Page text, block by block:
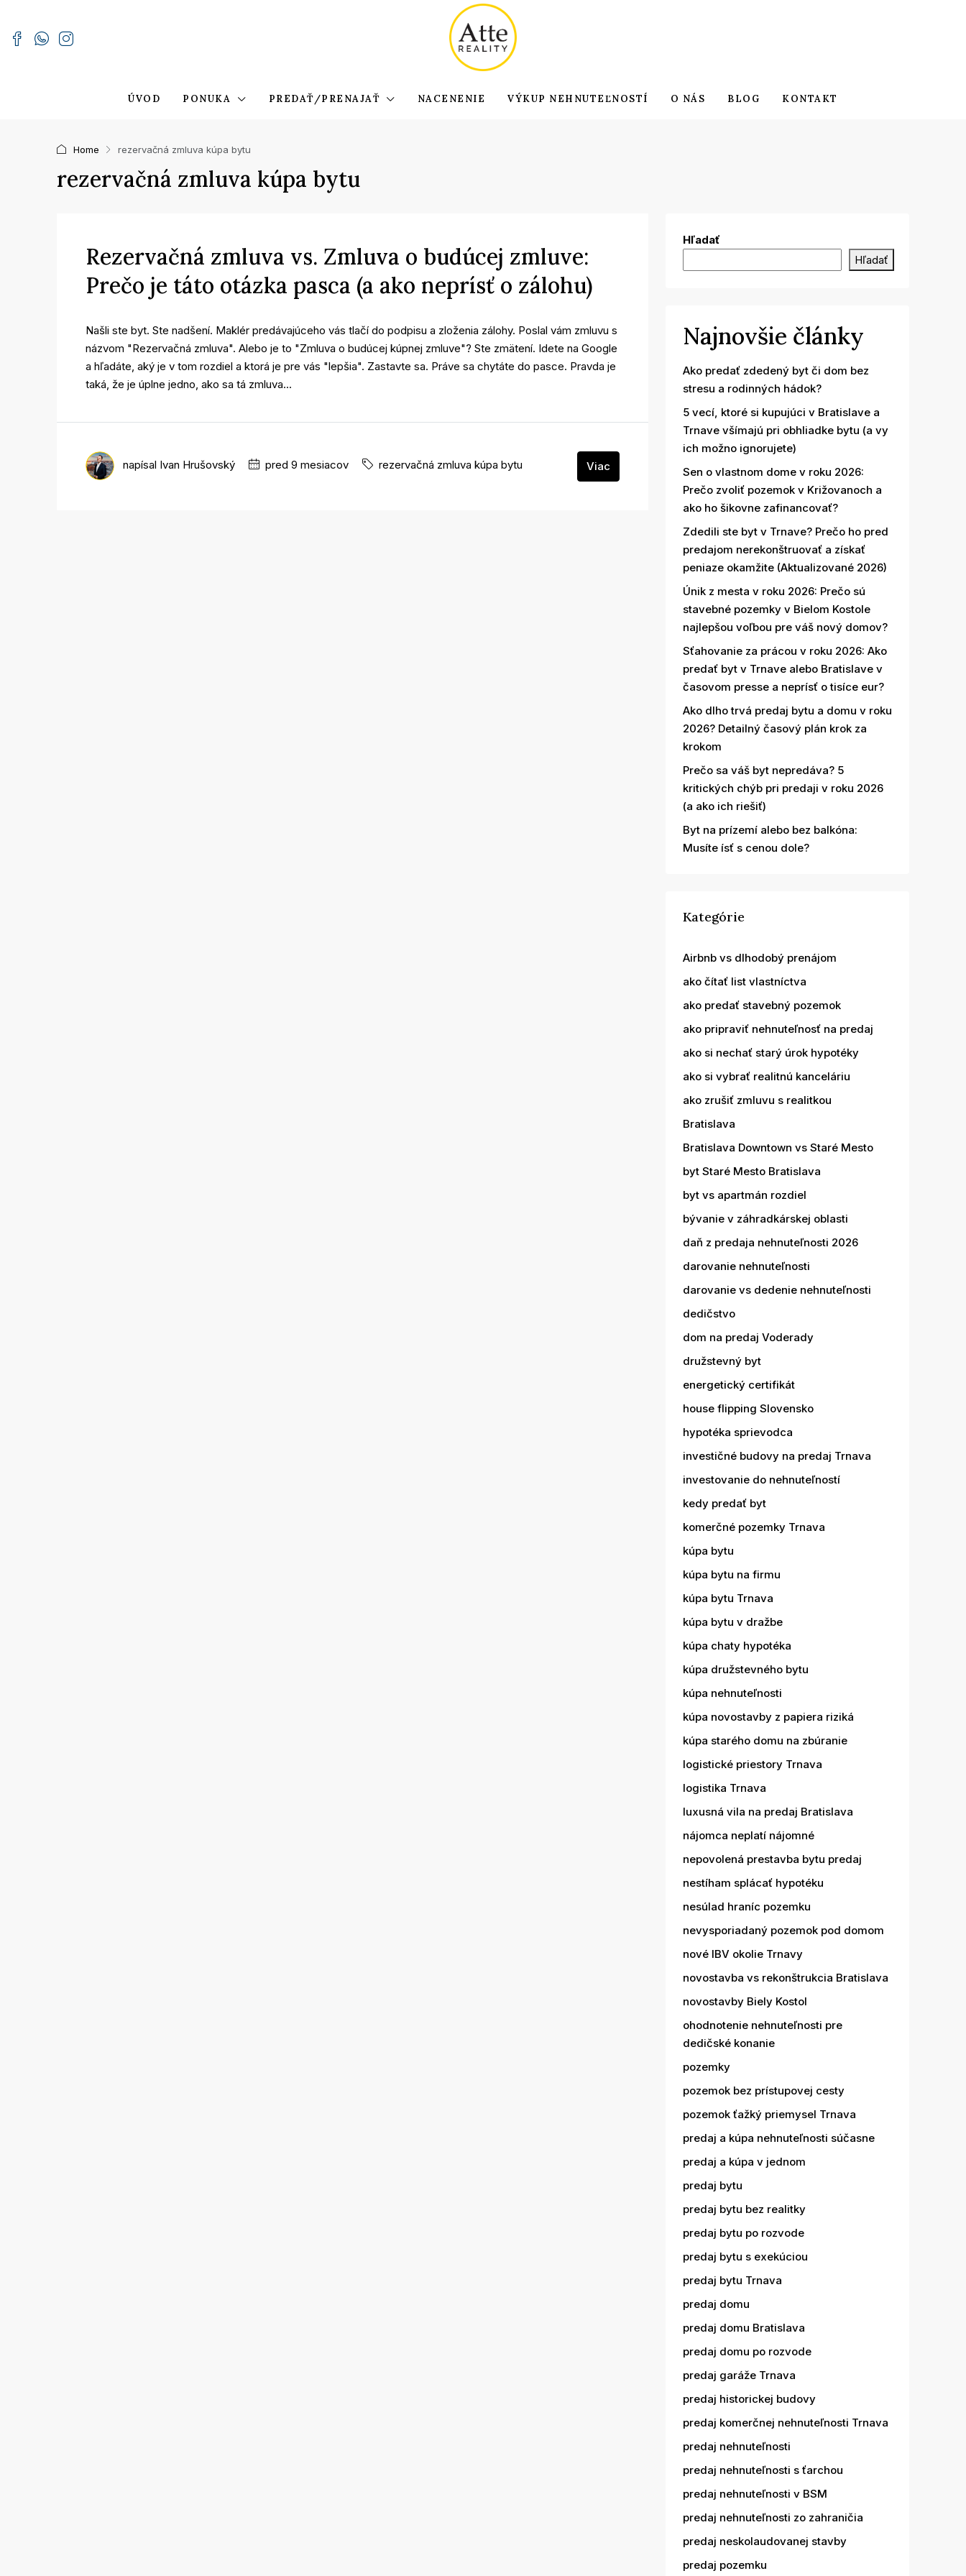
ÚVOD PONUKA PREDAŤ/PRENAJAŤ NACENENIE VÝKUP NEHNUTEĽNOSTÍ O NÁS BLOG KONTAKT
Home rezervačná zmluva kúpa bytu
rezervačná zmluva kúpa bytu
Rezervačná zmluva vs. Zmluva o budúcej zmluve:
Prečo je táto otázka pasca (a ako neprísť o zálohu)
Našli ste byt. Ste nadšení. Maklér predávajúceho vás tlačí do podpisu a zloženia zálohy. Poslal vám zmluvu s
názvom "Rezervačná zmluva". Alebo je to "Zmluva o budúcej kúpnej zmluve"? Ste zmätení. Idete na Google
a hľadáte, aký je v tom rozdiel a ktorá je pre vás "lepšia". Zastavte sa. Práve sa chytáte do pasce. Pravda je
taká, že je úplne jedno, ako sa tá zmluva...
napísal Ivan Hrušovský pred 9 mesiacov rezervačná zmluva kúpa bytu Viac
Hľadať
Hľadať
Najnovšie články
Ako predať zdedený byt či dom bez
stresu a rodinných hádok?
5 vecí, ktoré si kupujúci v Bratislave a
Trnave všímajú pri obhliadke bytu (a vy
ich možno ignorujete)
Sen o vlastnom dome v roku 2026:
Prečo zvoliť pozemok v Križovanoch a
ako ho šikovne zafinancovať?
Zdedili ste byt v Trnave? Prečo ho pred
predajom nerekonštruovať a získať
peniaze okamžite (Aktualizované 2026)
Únik z mesta v roku 2026: Prečo sú
stavebné pozemky v Bielom Kostole
najlepšou voľbou pre váš nový domov?
Sťahovanie za prácou v roku 2026: Ako
predať byt v Trnave alebo Bratislave v
časovom presse a neprísť o tisíce eur?
Ako dlho trvá predaj bytu a domu v roku
2026? Detailný časový plán krok za
krokom
Prečo sa váš byt nepredáva? 5
kritických chýb pri predaji v roku 2026
(a ako ich riešiť)
Byt na prízemí alebo bez balkóna:
Musíte ísť s cenou dole?
Kategórie
Airbnb vs dlhodobý prenájom
ako čítať list vlastníctva
ako predať stavebný pozemok
ako pripraviť nehnuteľnosť na predaj
ako si nechať starý úrok hypotéky
ako si vybrať realitnú kanceláriu
ako zrušiť zmluvu s realitkou
Bratislava
Bratislava Downtown vs Staré Mesto
byt Staré Mesto Bratislava
byt vs apartmán rozdiel
bývanie v záhradkárskej oblasti
daň z predaja nehnuteľnosti 2026
darovanie nehnuteľnosti
darovanie vs dedenie nehnuteľnosti
dedičstvo
dom na predaj Voderady
družstevný byt
energetický certifikát
house flipping Slovensko
hypotéka sprievodca
investičné budovy na predaj Trnava
investovanie do nehnuteľností
kedy predať byt
komerčné pozemky Trnava
kúpa bytu
kúpa bytu na firmu
kúpa bytu Trnava
kúpa bytu v dražbe
kúpa chaty hypotéka
kúpa družstevného bytu
kúpa nehnuteľnosti
kúpa novostavby z papiera riziká
kúpa starého domu na zbúranie
logistické priestory Trnava
logistika Trnava
luxusná vila na predaj Bratislava
nájomca neplatí nájomné
nepovolená prestavba bytu predaj
nestíham splácať hypotéku
nesúlad hraníc pozemku
nevysporiadaný pozemok pod domom
nové IBV okolie Trnavy
novostavba vs rekonštrukcia Bratislava
novostavby Biely Kostol
ohodnotenie nehnuteľnosti pre
dedičské konanie
pozemky
pozemok bez prístupovej cesty
pozemok ťažký priemysel Trnava
predaj a kúpa nehnuteľnosti súčasne
predaj a kúpa v jednom
predaj bytu
predaj bytu bez realitky
predaj bytu po rozvode
predaj bytu s exekúciou
predaj bytu Trnava
predaj domu
predaj domu Bratislava
predaj domu po rozvode
predaj garáže Trnava
predaj historickej budovy
predaj komerčnej nehnuteľnosti Trnava
predaj nehnuteľnosti
predaj nehnuteľnosti s ťarchou
predaj nehnuteľnosti v BSM
predaj nehnuteľnosti zo zahraničia
predaj neskolaudovanej stavby
predaj pozemku